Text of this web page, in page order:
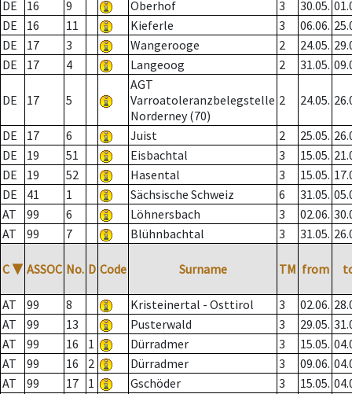
DE
16 9 Oberhof 3 30.05.
DE
16 11 Kieferle 3 06.06.
DE
17 3 Wangerooge 2 24.05.
DE
17 4 Langeoog 2 31.05.
DE 17 5
AGT
Varroatoleranzbelegstelle
Norderney (70)
2 24.05.
DE 17 6 Juist 2 25.05.
DE
19 51 Eisbachtal 3 15.05.
DE
19 52 Hasental 3 15.05.
DE
41 1 Sächsische Schweiz 6 31.05.
AT
99 6 Löhnersbach 3 02.06.
AT
99 7 Blühnbachtal 3 31.05.
C ▼ ASSOC No. D Code Surname TM from
AT 99 8 Kristeinertal - Osttirol 3 02.06.
AT
99 13 Pusterwald 3 29.05.
AT
99 16 1 Dürradmer 3 15.05.
AT
99 16 2 Dürradmer 3 09.06.
AT
99 17 1 Gschöder 3 15.05.